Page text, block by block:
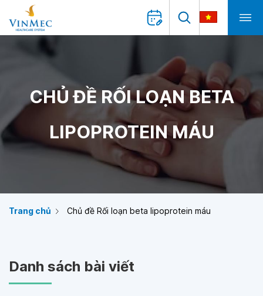
CHỦ ĐỀ RỐI LOẠN BETA
LIPOPROTEIN MÁU
Trang chủ Chủ đề Rối loạn beta lipoprotein máu
Danh sách bài viết